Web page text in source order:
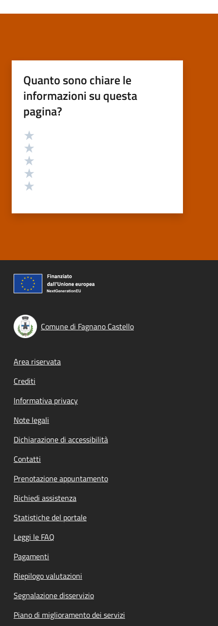
Quanto sono chiare le
informazioni su questa
pagina?
Valutazione
Comune di Fagnano Castello
Footer menu
Area riservata
Crediti
Informativa privacy
Note legali
Dichiarazione di accessibilità
Contatti
Prenotazione appuntamento
Richiedi assistenza
Statistiche del portale
Leggi le FAQ
Pagamenti
Riepilogo valutazioni
Segnalazione disservizio
Piano di miglioramento dei servizi